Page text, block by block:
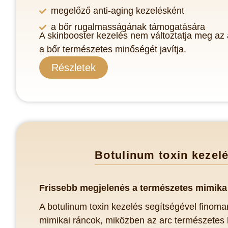
megelőző anti-aging kezelésként
a bőr rugalmasságának támogatására
A skinbooster kezelés nem változtatja meg
a bőr természetes minőségét javítja.
Részletek
Botulinum toxin
Frissebb megjelenés a természetes
A botulinum toxin kezelés segítségével
mimikai ráncok, miközben az arc